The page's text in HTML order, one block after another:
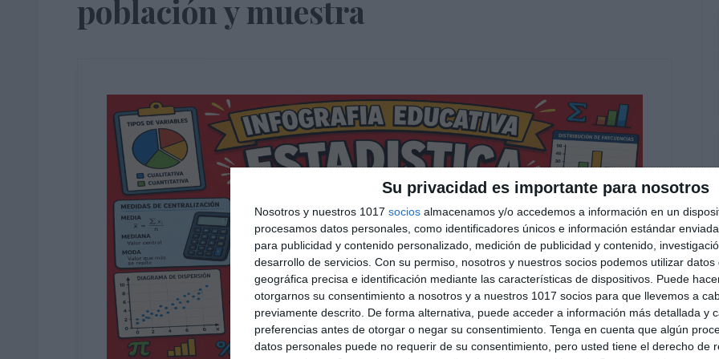
Su privacidad es importante para nosotros
Nosotros y nuestros 1017 socios almacenamos y/o accedemos a información en un
procesamos datos personales, como identificadores únicos e información estándar
para publicidad y contenido personalizado, medición de publicidad y contenido,
desarrollo de servicios. Con su permiso, nosotros y nuestros socios podemos utilizar datos
geográfica precisa e identificación mediante las características de dispositivos. Puede
otorgarnos su consentimiento a nosotros y a nuestros 1017 socios para que llevemos a
previamente descrito. De forma alternativa, puede acceder a información más detallada y
preferencias antes de otorgar o negar su consentimiento. Tenga en cuenta que algún
datos personales puede no requerir de su consentimiento, pero usted tiene el derecho de
población y muestra